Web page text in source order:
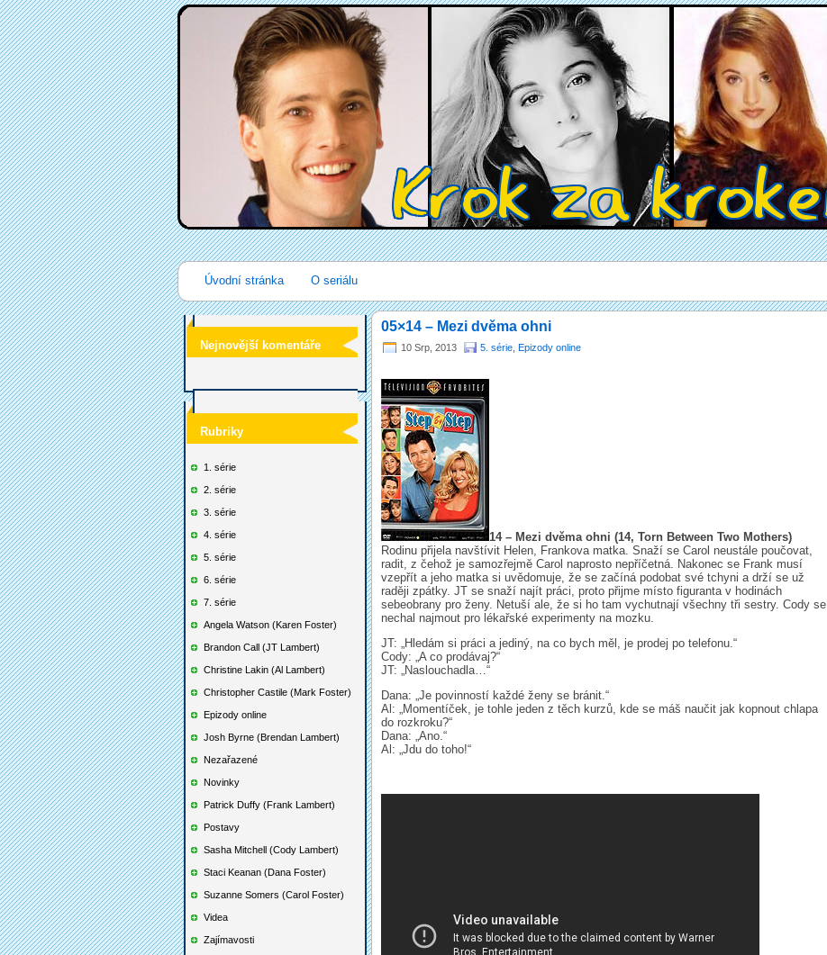
Úvodní stránka O seriálu
Nejnovější komentáře
Rubriky
1. série
2. série
3. série
4. série
5. série
6. série
7. série
Angela Watson (Karen Foster)
Brandon Call (JT Lambert)
Christine Lakin (Al Lambert)
Christopher Castile (Mark Foster)
Epizody online
Josh Byrne (Brendan Lambert)
Nezařazené
Novinky
Patrick Duffy (Frank Lambert)
Postavy
Sasha Mitchell (Cody Lambert)
Staci Keanan (Dana Foster)
Suzanne Somers (Carol Foster)
Videa
Zajímavosti
05×14 – Mezi dvěma ohni
10 Srp, 2013 5. série Epizody online
14 – Mezi dvěma ohni (14, Torn Between Two Mothers)
Rodinu přijela navštívit Helen, Frankova matka. Snaží se Carol neustále poučovat,
radit, z čehož je samozřejmě Carol naprosto nepříčetná. Nakonec se Frank musí
vzepřít a jeho matka si uvědomuje, že se začíná podobat své tchyni a drží se už
raději zpátky. JT se snaží najít práci, proto přijme místo figuranta v hodinách
sebeobrany pro ženy. Netuší ale, že si ho tam vychutnají všechny tři sestry. Cody se
nechal najmout pro lékařské experimenty na mozku.
JT: „Hledám si práci a jediný, na co bych měl, je prodej po telefonu.“
Cody: „A co prodávaj?“
JT: „Naslouchadla…“
Dana: „Je povinností každé ženy se bránit.“
Al: „Momentíček, je tohle jeden z těch kurzů, kde se máš naučit jak kopnout chlapa
do rozkroku?“
Dana: „Ano.“
Al: „Jdu do toho!“